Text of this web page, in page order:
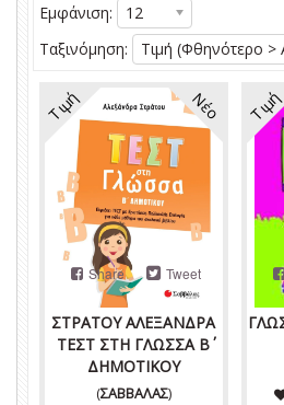
Εμφάνιση:
12
Ταξινόμηση:
Τιμή (Φθηνότερο >
Τιμή Νέο
ΣΤΡΑΤΟΥ ΑΛΕΞΑΝΔΡΑ
ΤΕΣΤ ΣΤΗ ΓΛΩΣΣΑ Β΄
ΔΗΜΟΤΙΚΟΥ
(ΣΑΒΒΑΛΑΣ)
Share Tweet
Τιμή